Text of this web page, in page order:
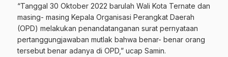
“Tanggal 30 Oktober 2022 barulah Wali Kota Ternate dan
masing- masing Kepala Organisasi Perangkat Daerah
(OPD) melakukan penandatanganan surat pernyataan
pertanggungjawaban mutlak bahwa benar- benar orang
tersebut benar adanya di OPD,” ucap Samin.